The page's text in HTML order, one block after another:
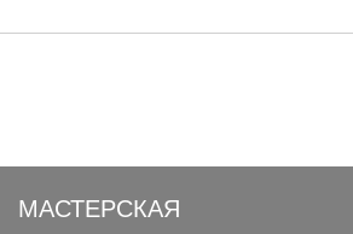
МАСТЕРСКАЯ